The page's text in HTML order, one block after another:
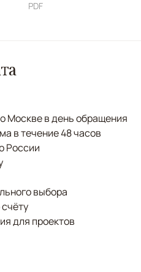
PDF
Москве в день обращения
в течение 48 часов
России
выбора
для проектов